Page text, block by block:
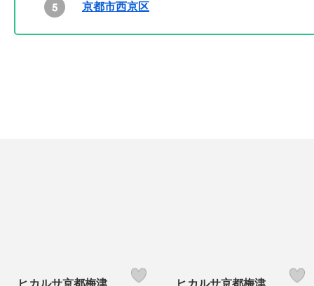
京都市西京区
ヒカルサ京都梅津 ヒカルサ京都梅津